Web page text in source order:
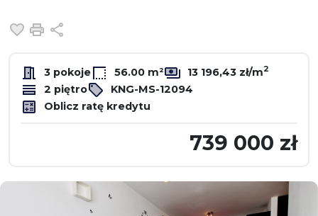
Dodaj do ulubionych
Drukuj
3 pokoje 56.00 m² 13 196,43 zł/m2
2 piętro
KNG-MS-12094
Oblicz ratę kredytu
739 000 zł